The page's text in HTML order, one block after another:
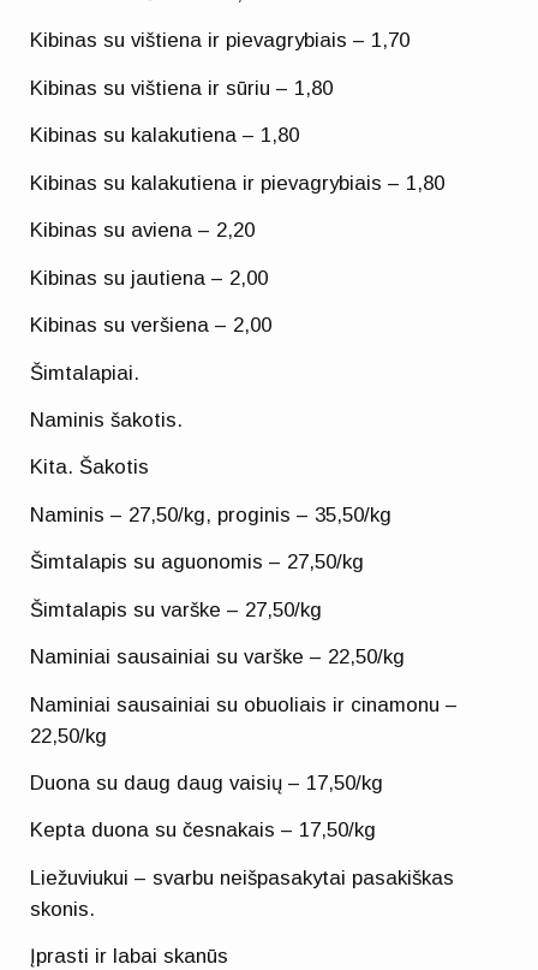
Kibinas su vištiena ir pievagrybiais – 1,70
Kibinas su vištiena ir sūriu – 1,80
Kibinas su kalakutiena – 1,80
Kibinas su kalakutiena ir pievagrybiais – 1,80
Kibinas su aviena – 2,20
Kibinas su jautiena – 2,00
Kibinas su veršiena – 2,00
Šimtalapiai.
Naminis šakotis.
Kita. Šakotis
Naminis – 27,50/kg, proginis – 35,50/kg
Šimtalapis su aguonomis – 27,50/kg
Šimtalapis su varške – 27,50/kg
Naminiai sausainiai su varške – 22,50/kg
Naminiai sausainiai su obuoliais ir cinamonu –
22,50/kg
Duona su daug daug vaisių – 17,50/kg
Kepta duona su česnakais – 17,50/kg
Liežuviukui – svarbu neišpasakytai pasakiškas
skonis.
Įprasti ir labai skanūs